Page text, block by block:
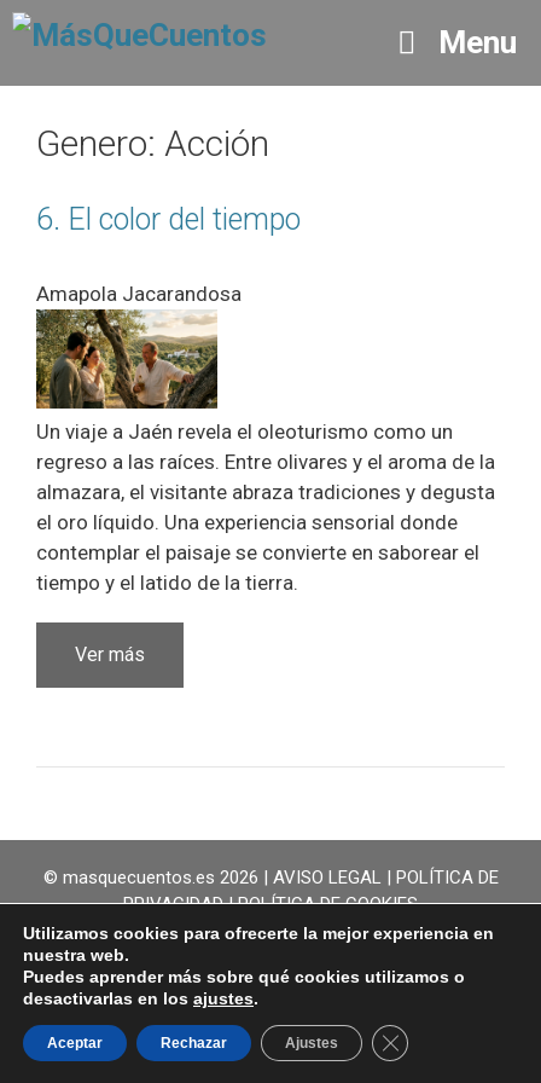
Saltar
Menu
Genero: Acción
6. El color del tiempo
Amapola Jacarandosa
Un viaje a Jaén revela el oleoturismo como un
regreso a las raíces. Entre olivares y el aroma de la
almazara, el visitante abraza tradiciones y degusta
el oro líquido. Una experiencia sensorial donde
contemplar el paisaje se convierte en saborear el
tiempo y el latido de la tierra.
Ver más
© masquecuentos.es 2026 | AVISO LEGAL | POLÍTICA DE
PRIVACIDAD|POLÍTICA DE COOKIES
Utilizamos cookies para ofrecerte la mejor experiencia en
nuestra web.
Puedes aprender más sobre qué cookies utilizamos o
desactivarlas en los ajustes.
Aceptar Rechazar Ajustes Cerrar el banner